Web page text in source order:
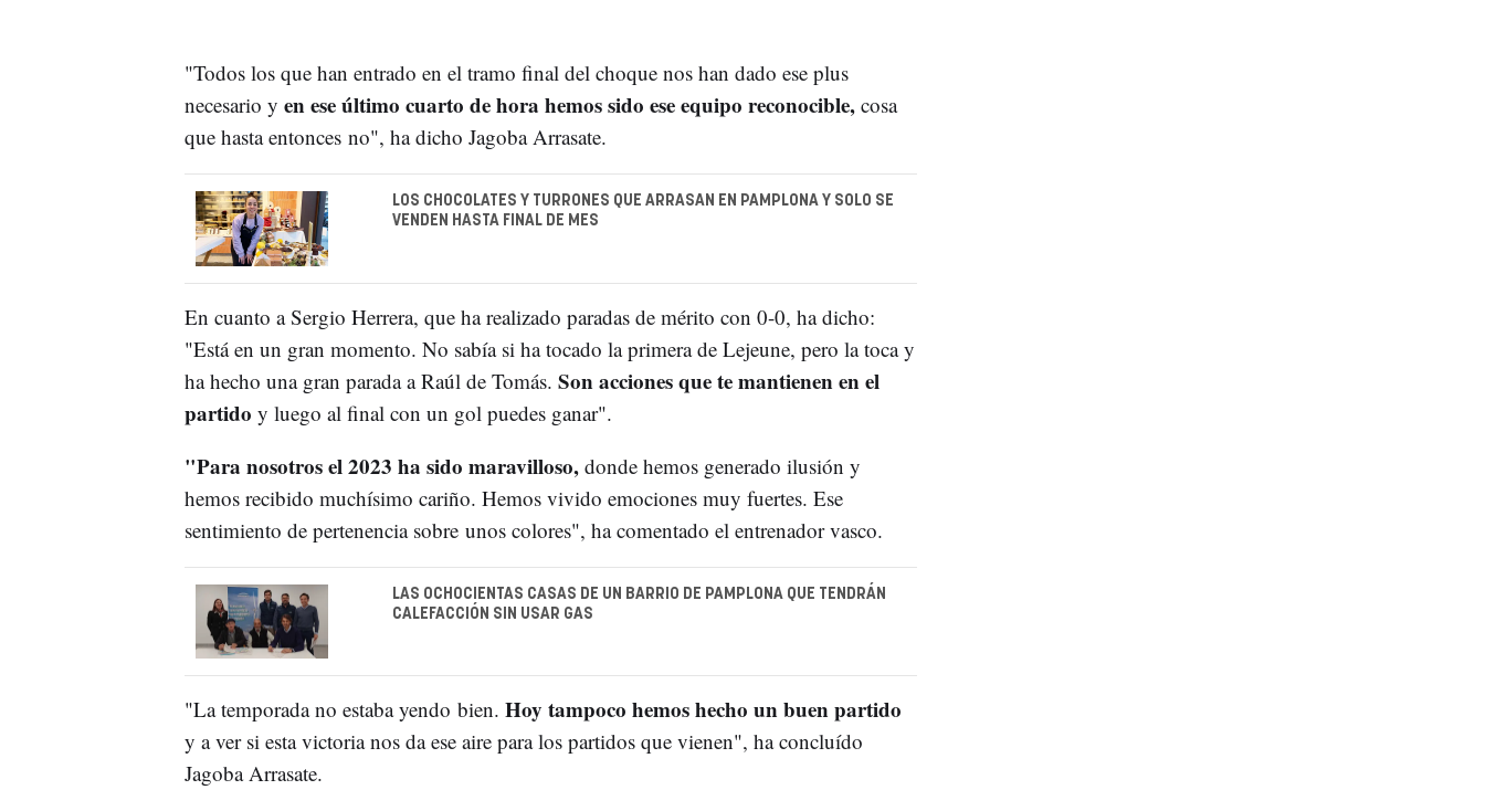
"Todos los que han entrado en el tramo final del choque nos han dado ese plus
necesario y en ese último cuarto de hora hemos sido ese equipo reconocible, cosa
que hasta entonces no", ha dicho Jagoba Arrasate.
LOS CHOCOLATES Y TURRONES QUE ARRASAN EN PAMPLONA Y SOLO SE
VENDEN HASTA FINAL DE MES
En cuanto a Sergio Herrera, que ha realizado paradas de mérito con 0-0, ha dicho:
"Está en un gran momento. No sabía si ha tocado la primera de Lejeune, pero la toca y
ha hecho una gran parada a Raúl de Tomás. Son acciones que te mantienen en el
partido y luego al final con un gol puedes ganar".
"Para nosotros el 2023 ha sido maravilloso,donde hemos generado ilusión y
hemos recibido muchísimo cariño. Hemos vivido emociones muy fuertes. Ese
sentimiento de pertenencia sobre unos colores", ha comentado el entrenador vasco.
LAS OCHOCIENTAS CASAS DE UN BARRIO DE PAMPLONA QUE TENDRÁN
CALEFACCIÓN SIN USAR GAS
"La temporada no estaba yendo bien. Hoy tampoco hemos hecho un buen partido
y a ver si esta victoria nos da ese aire para los partidos que vienen", ha concluído
Jagoba Arrasate.